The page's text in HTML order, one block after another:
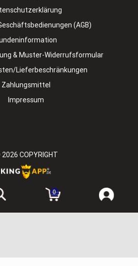
(AGB)
& Muster-Widerrufsformular
Lieferbeschränkungen
Zahlungsmittel
Impressum
COPYRIGHT
0